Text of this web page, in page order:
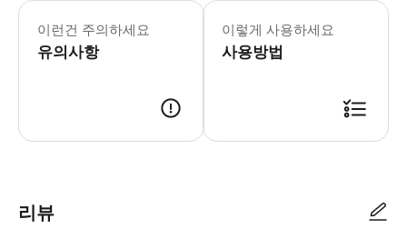
이런건 주의하세요
유의사항
이렇게 사용하세요
사용방법
리뷰